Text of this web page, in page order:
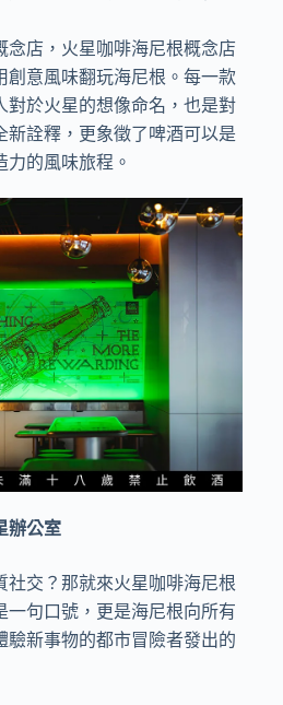
念店，火星咖啡海尼根概念店
創意風味翻玩海尼根。每一款
對於火星的想像命名，也是對
新詮釋，更象徵了啤酒可以是
的風味旅程。
辦公室
社交？那就來火星咖啡海尼根
一句口號，更是海尼根向所有
驗新事物的都市冒險者發出的